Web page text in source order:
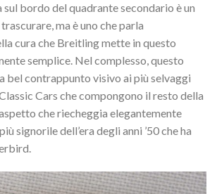
bordo del quadrante secondario è un
ma è uno che parla
cura che Breitling mette in questo
semplice. Nel complesso, questo
bel contrappunto visivo ai più selvaggi
Cars che compongono il resto della
che riecheggia elegantemente
signorile dell’era degli anni ’50 che ha